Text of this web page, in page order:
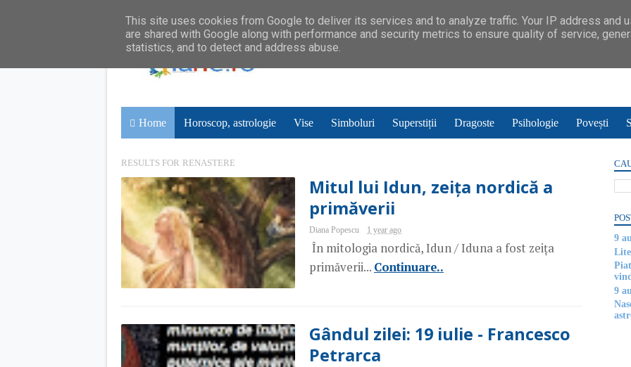
Home Horoscop, astrologie Vise Simboluri Superstiții Dragoste Psihologie Povești
RESULTS FOR RENASTERE
Mitul lui Idun, zeița nordică a
primăverii
Diana Popescu 1 year ago
În mitologia nordică, Idun / Iduna a fost zeița
primăverii... Continuare..
Gândul zilei: 19 iulie - Francesco
Petrarca
9
9
This site uses cookies from Google to deliver its services and to analyze traffic. Your IP address and
are shared with Google along with performance and security metrics to ensure quality of service,
statistics, and to detect and address abuse.